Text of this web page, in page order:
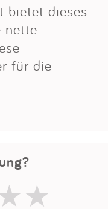
bietet dieses
nette
für die